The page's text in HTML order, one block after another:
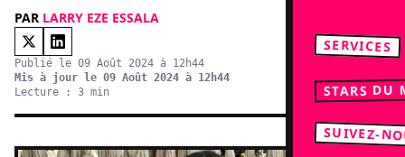
SERVICES
STARS DU
SUIVEZ-
PAR LARRY EZE ESSALA
Publié le 09 Août 2024 à 12h44
Mis à jour le 09 Août 2024 à 12h44
Lecture : 3 min